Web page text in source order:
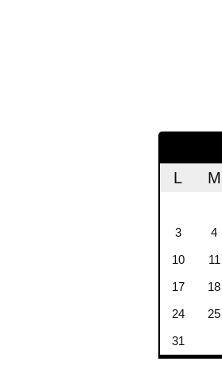
L M
3
4
10
11
17
18
24
25
31